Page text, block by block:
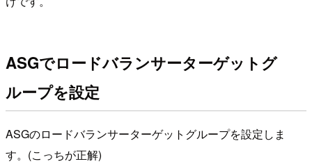
ASGでロードバランサーターゲットグ
ループを設定
ASGのロードバランサーターゲットグループを設定しま
す。(こっちが正解)